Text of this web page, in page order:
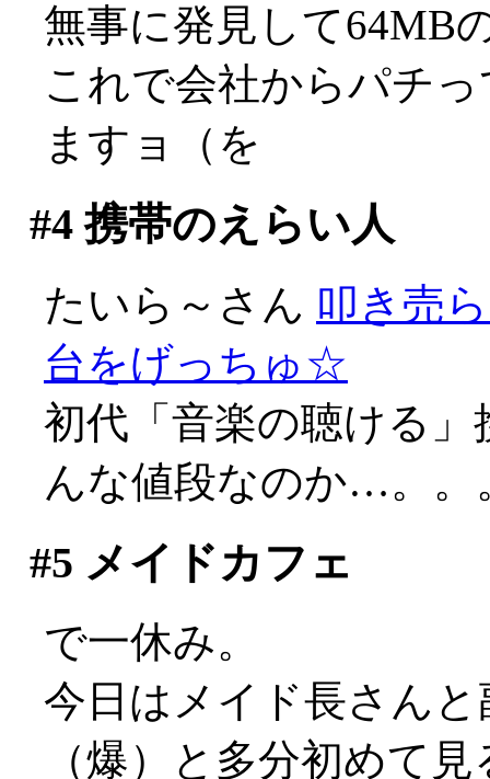
無事に発見して64MB
これで会社からパチ
ますョ（を
#4携帯のえらい人
たいら～さん 叩き売
台をげっちゅ☆
初代「音楽の聴ける
んな値段なのか…。。
#5 メイドカフェ
で一休み。
今日はメイド長さん
（爆）と多分初めて